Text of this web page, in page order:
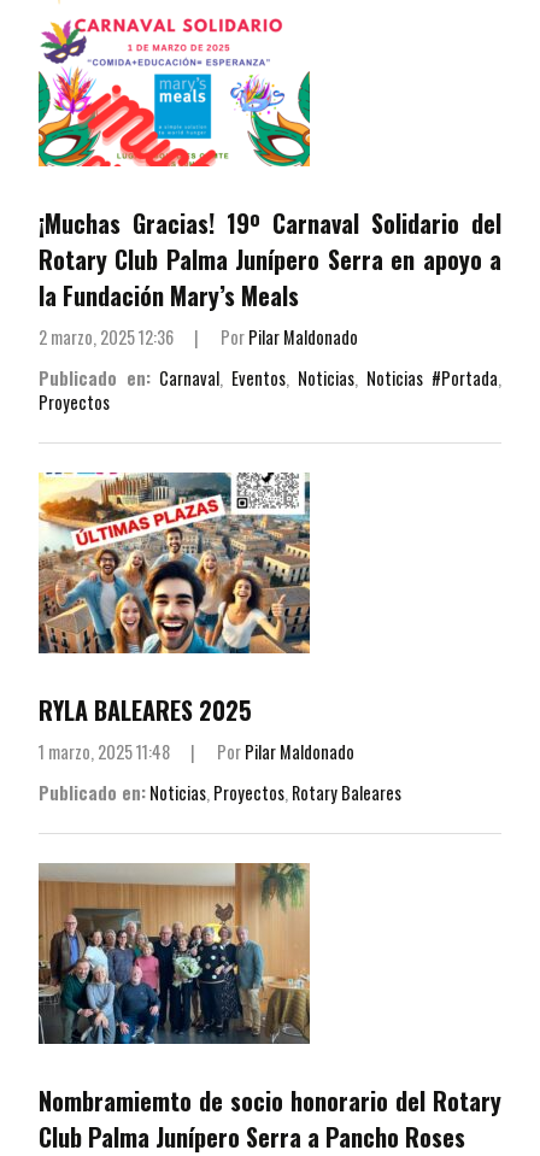
¡Muchas Gracias! 19º Carnaval Solidario del
Rotary Club Palma Junípero Serra en apoyo a
la Fundación Mary’s Meals
2 marzo, 2025 12:36 | PorPilar Maldonado
Publicado en: Carnaval, Eventos, Noticias, Noticias #Portada,
Proyectos
RYLA BALEARES 2025
1 marzo, 2025 11:48 | PorPilar Maldonado
Publicado en:Noticias, Proyectos, Rotary Baleares
Nombramiemto de socio honorario del Rotary
Club Palma Junípero Serra a Pancho Roses